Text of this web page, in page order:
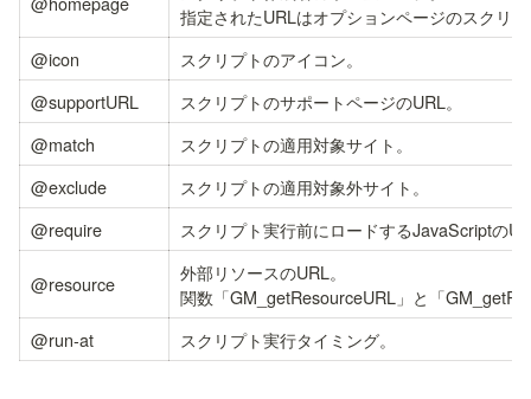
指定されたURLはオプションページのスクリ
@icon
スクリプトのアイコン。
@supportURL
スクリプトのサポートページのURL。
@match
スクリプトの適用対象サイト。
@exclude
スクリプトの適用対象外サイト。
@require
スクリプト実行前にロードするJavaScriptの
@resource
外部リソースのURL。
関数「GM_getResourceURL」と「
@run-at
スクリプト実行タイミング。